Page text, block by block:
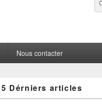
Nous contacter
5 Dérniers articles